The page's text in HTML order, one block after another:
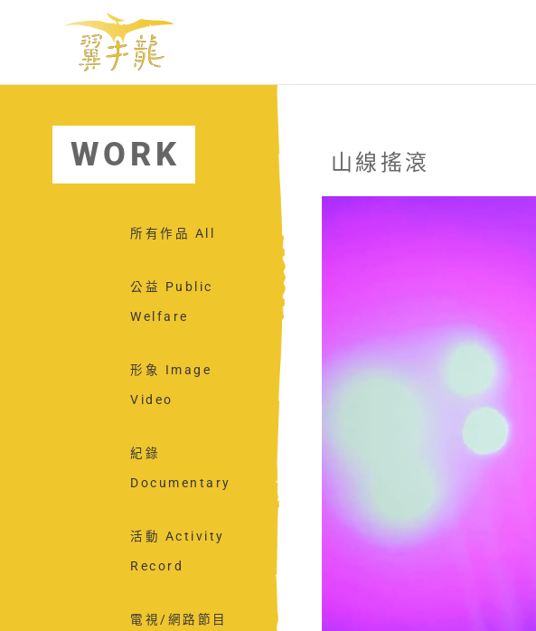
要
WORK
所有作品 All
公益 Public
Welfare
形象 Image
Video
紀錄
Documentary
活動 Activity
Record
電視/網路節目
山線搖滾